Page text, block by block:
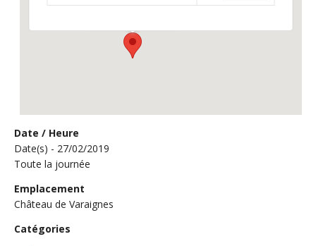
Événements
Date / Heure
Date(s) - 27/02/2019
Toute la journée
Emplacement
Château de Varaignes
Catégories